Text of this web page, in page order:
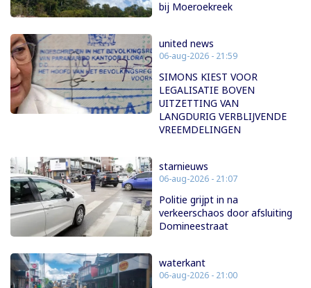
bij Moeroekreek
united news
06-aug-2026 - 21:59
SIMONS KIEST VOOR
LEGALISATIE BOVEN
UITZETTING VAN
LANGDURIG VERBLIJVENDE
VREEMDELINGEN
starnieuws
06-aug-2026 - 21:07
Politie grijpt in na
verkeerschaos door afsluiting
Domineestraat
waterkant
06-aug-2026 - 21:00